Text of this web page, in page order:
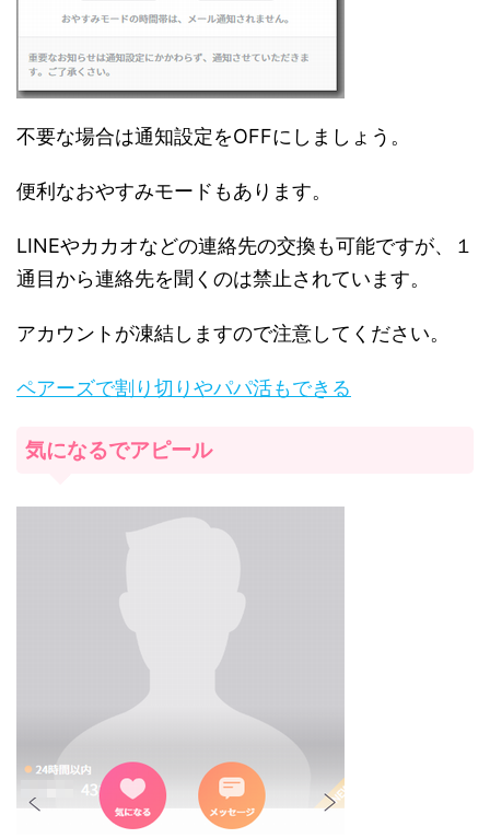
不要な場合は通知設定をOFFにしましょう。
便利なおやすみモードもあります。
LINEやカカオなどの連絡先の交換も可能ですが、１
通目から連絡先を聞くのは禁止されています。
アカウントが凍結しますので注意してください。
ペアーズで割り切りやパパ活もできる
気になるでアピール